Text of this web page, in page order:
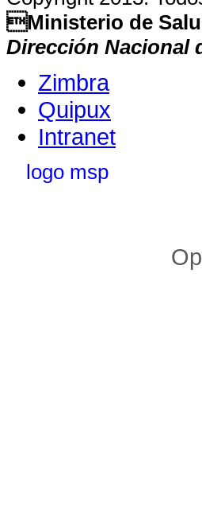
Ministerio de
Dirección Nacional
Zimbra
Quipux
Intranet